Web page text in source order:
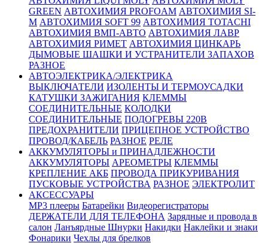
GREEN АВТОХИМИЯ PROFOAM АВТОХИМИЯ SI-
M АВТОХИМИЯ SOFT 99 АВТОХИМИЯ TOTACHI
АВТОХИМИЯ ВМП-АВТО АВТОХИМИЯ ЛАВР
АВТОХИМИЯ РИМЕТ АВТОХИМИЯ ЦИНКАРЬ
ДЫМОВЫЕ ШАШКИ И УСТРАНИТЕЛИ ЗАПАХОВ
РАЗНОЕ
АВТОЭЛЕКТРИКА/ЭЛЕКТРИКА
ВЫКЛЮЧАТЕЛИ ИЗОЛЕНТЫ И ТЕРМОУСАДКИ
КАТУШКИ ЗАЖИГАНИЯ КЛЕММЫ
СОЕДИНИТЕЛЬНЫЕ КОЛОДКИ
СОЕДИНИТЕЛЬНЫЕ ПОДОГРЕВЫ 220В
ПРЕДОХРАНИТЕЛИ ПРИЦЕПНОЕ УСТРОЙСТВО
ПРОВОД/КАБЕЛЬ РАЗНОЕ РЕЛЕ
АККУМУЛЯТОРЫ и ПРИНАДЛЕЖНОСТИ
АККУМУЛЯТОРЫ АРЕОМЕТРЫ КЛЕММЫ
КРЕПЛЕНИЕ АКБ ПРОВОДА ПРИКУРИВАНИЯ
ПУСКОВЫЕ УСТРОЙСТВА РАЗНОЕ ЭЛЕКТРОЛИТ
АКСЕССУАРЫ
MP3 плееры Батарейки Видеорегистраторы
ДЕРЖАТЕЛИ ДЛЯ ТЕЛЕФОНА Зарядные и провода в
салон Ланъярдные Шнурки Накидки Наклейки и знаки
Фонарики Чехлы для брелков